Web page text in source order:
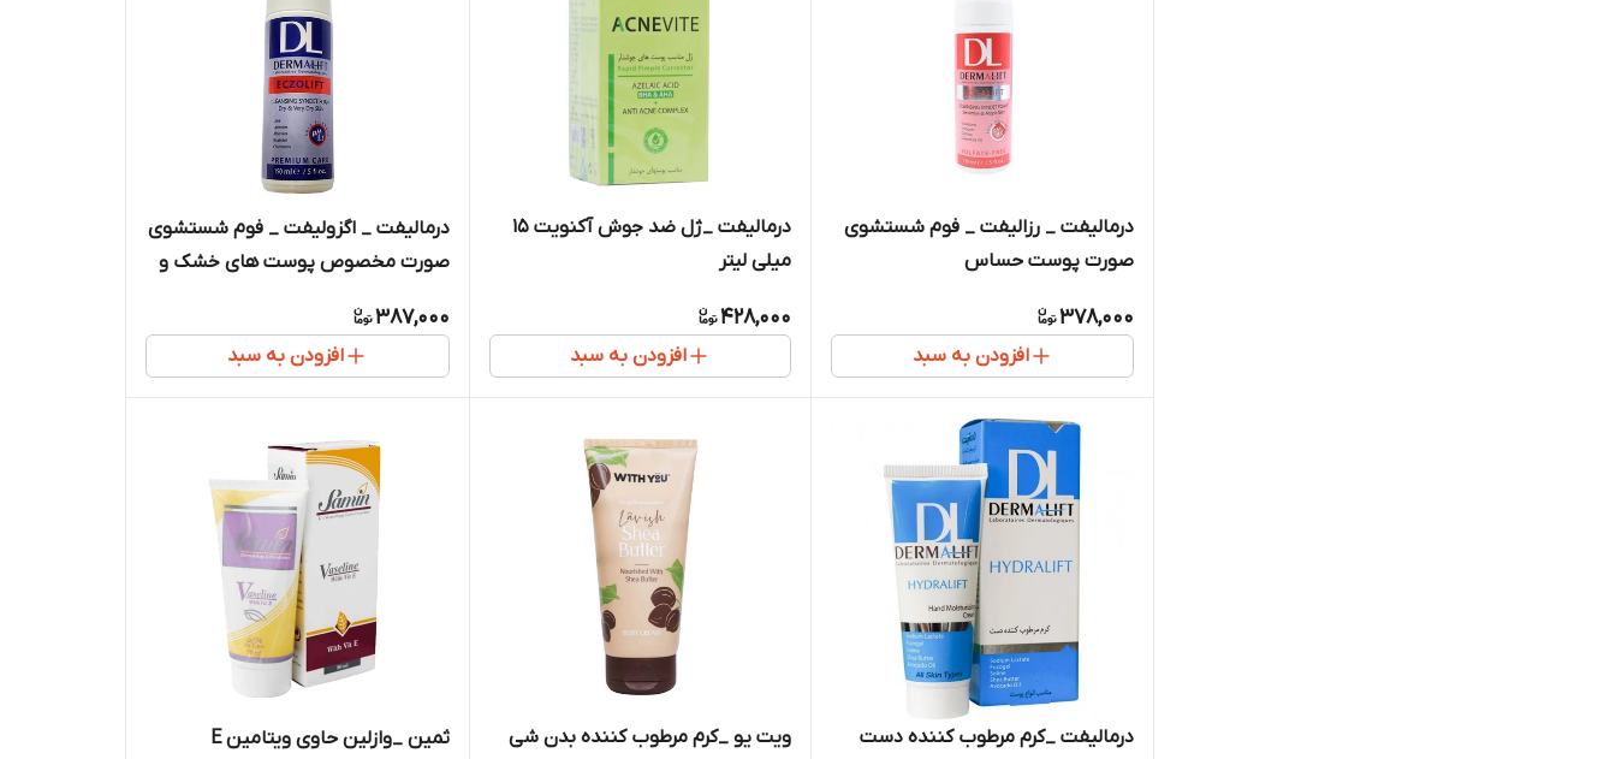
درمالیفت _ رزالیفت _ فوم شستشوی
صورت پوست حساس
378,000
افزودن به سبد
درمالیفت _ژل ضد جوش آکنویت 15
میلی لیتر
428,000
افزودن به سبد
درمالیفت _ اگزولیفت _ فوم شستشوی
صورت مخصوص پوست های خشک و
387,000
افزودن به سبد
درمالیفت _کرم مرطوب کننده دست
ویت یو _کرم مرطوب کننده بدن شی
ثمین _وازلین حاوی ویتامین E